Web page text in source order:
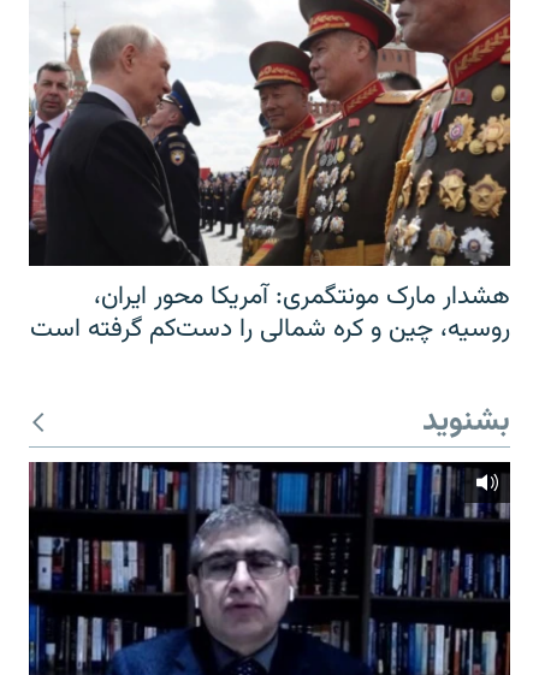
هشدار مارک مونتگمری: آمریکا محور ایران،
روسیه، چین و کره شمالی را دست‌کم گرفته است
بشنوید